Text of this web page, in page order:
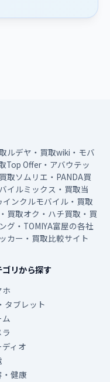
ルデヤ・買取wiki・モバ
Top Offer・アバウテッ
取ソムリエ・PANDA買
イルミックス・買取当
ンクルモバイル・買取
買取オク・ハチ買取・買
グ・TOMIYA富屋の各社
カー・買取比較サイト
ゴリから探す
ホ
タブレット
ム
ラ
ディオ
・健康